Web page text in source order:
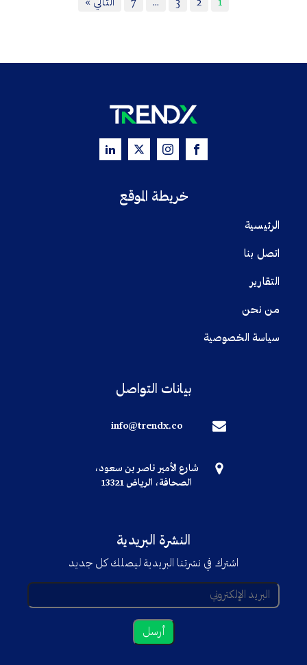
1
2
3
…
7 التالي »
خريطة الموقع
الرئيسية
اتصل بنا
التقارير
من نحن
سياسة الخصوصية
بيانات التواصل
info@trendx.co
شارع الأمير ناصر بن سعود،
الصحافة، الرياض 13321
النشرة البريدية
اشترك في نشرتنا البريدية ليصلك كل جديد